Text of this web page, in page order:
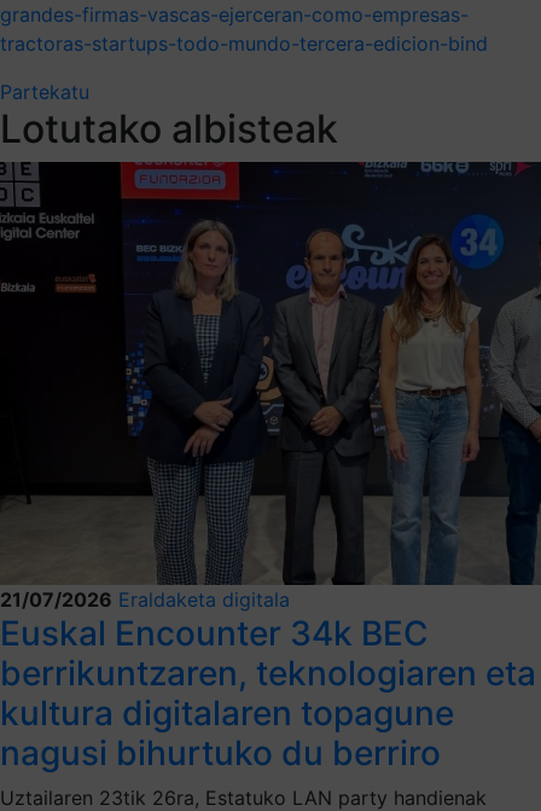
grandes-firmas-vascas-ejerceran-como-empresas-
tractoras-startups-todo-mundo-tercera-edicion-bind
Partekatu
Lotutako albisteak
21/07/2026 Eraldaketa digitala
Euskal Encounter 34k BEC
berrikuntzaren, teknologiaren eta
kultura digitalaren topagune
nagusi bihurtuko du berriro
Uztailaren 23tik 26ra, Estatuko LAN party handienak